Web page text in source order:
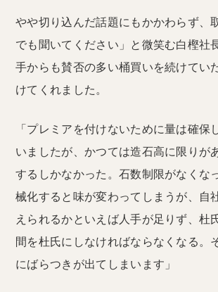
やや切り込んだ話題にもかかわらず、
でも聞いてください」と微笑む白樫社
手からも賛否の多い桶買いを続けてい
けてくれました。
「プレミアを付けないために量は確保
いましたが、かつては造石高に限りが
するしかなかった。石数制限がなくな
械化すると味が変わってしまうが、自
えられるかといえば人手が足りず、杜
間を杜氏にしなければならなくなる。
にばらつきが出てしまいます」